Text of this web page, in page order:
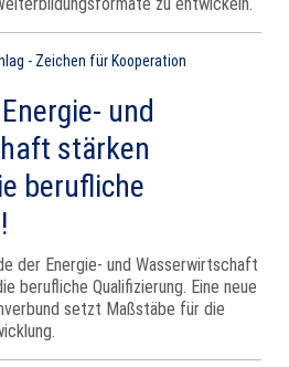
und
stärken
berufliche
der Energie- und Wasserwirtschaft
berufliche Qualifizierung. Eine neue
setzt Maßstäbe für die